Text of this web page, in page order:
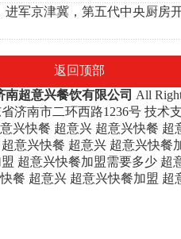
进军京津冀，第五代中央厨房
返回顶部
南超意兴餐饮有限公司 All
济南市二环西路1236号 技术
兴快餐 超意兴 超意兴快餐 超
超意兴快餐 超意兴 超意兴快餐
超意兴快餐加盟需要多少 超
餐 超意兴 超意兴快餐加盟 超